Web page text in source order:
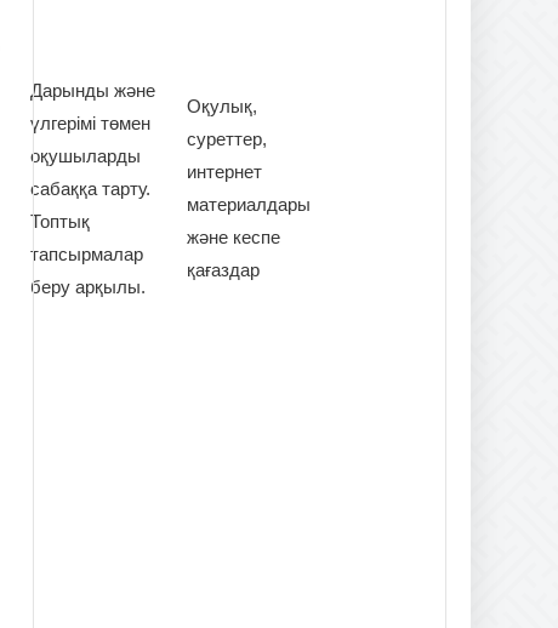
Дарынды және
үлгерімі төмен
оқушыларды
сабаққа тарту.
Топтық
тапсырмалар
беру арқылы.
Оқулық,
суреттер,
интернет
материалдары
және кеспе
қағаздар